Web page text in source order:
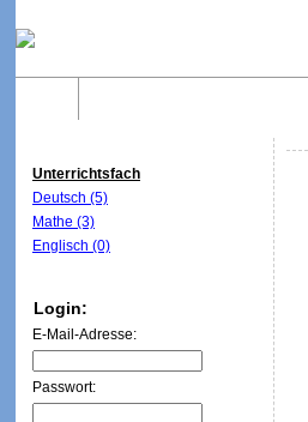
Unterrichtsfach
Deutsch (5)
Mathe (3)
Englisch (0)
Login:
E-Mail-Adresse:
Passwort: